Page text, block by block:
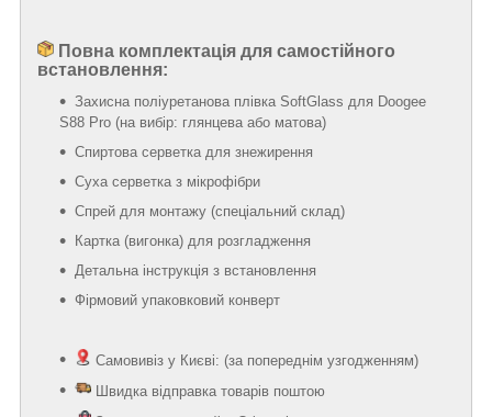
Повна комплектація для самостійного
встановлення:
Захисна поліуретанова плівка SoftGlass для Doogee
S88 Pro (на вибір: глянцева або матова)
Спиртова серветка для знежирення
Суха серветка з мікрофібри
Спрей для монтажу (спеціальний склад)
Картка (вигонка) для розгладження
Детальна інструкція з встановлення
Фірмовий упаковковий конверт
Самовивіз у Києві: (за попереднім узгодженням)
Швидка відправка товарів поштою